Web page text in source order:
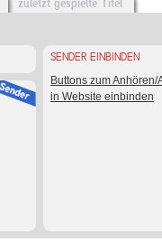
zuletzt gespielte Titel
SENDER EINBINDEN
Buttons zum Anhören/
in Website einbinden